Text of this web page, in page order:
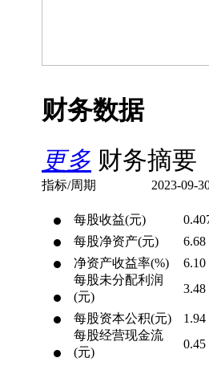
财务数据
更多 财务摘要
指标/周期 2023-09-
每股收益(元)
每股净资产(元)
6.68
净资产收益率(%)
6.10
每股未分配利润
(元)
3.48
每股资本公积(元)
1.94
每股经营现金流
(元)
0.45